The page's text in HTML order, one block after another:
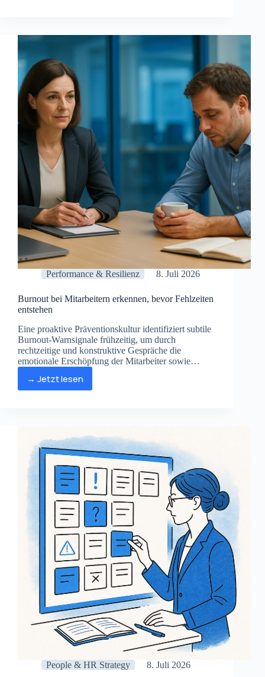
Kandidatenmarkt zu
gewinnen?
Performance & Resilienz 8. Juli 2026
Burnout bei Mitarbeitern erkennen, bevor Fehlzeiten
entstehen
Eine proaktive Präventionskultur identifiziert subtile
Burnout-Warnsignale frühzeitig, um durch
rechtzeitige und konstruktive Gespräche die
emotionale Erschöpfung der Mitarbeiter sowie
verhindern.
→ Jetzt lesen
Burnout
Fehlzeiten
entstehen
People & HR Strategy 8. Juli 2026